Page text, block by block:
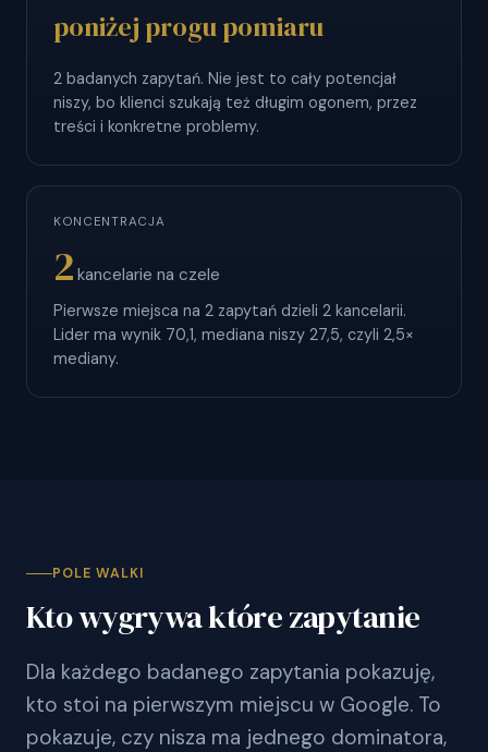
poniżej progu pomiaru
2 badanych zapytań. Nie jest to cały potencjał
niszy, bo klienci szukają też długim ogonem, przez
treści i konkretne problemy.
KONCENTRACJA
2 kancelarie na czele
Pierwsze miejsca na 2 zapytań dzieli 2 kancelarii.
Lider ma wynik 70,1, mediana niszy 27,5, czyli 2,5×
mediany.
POLE WALKI
Kto wygrywa które zapytanie
Dla każdego badanego zapytania pokazuję,
kto stoi na pierwszym miejscu w Google. To
pokazuje, czy nisza ma jednego dominatora,